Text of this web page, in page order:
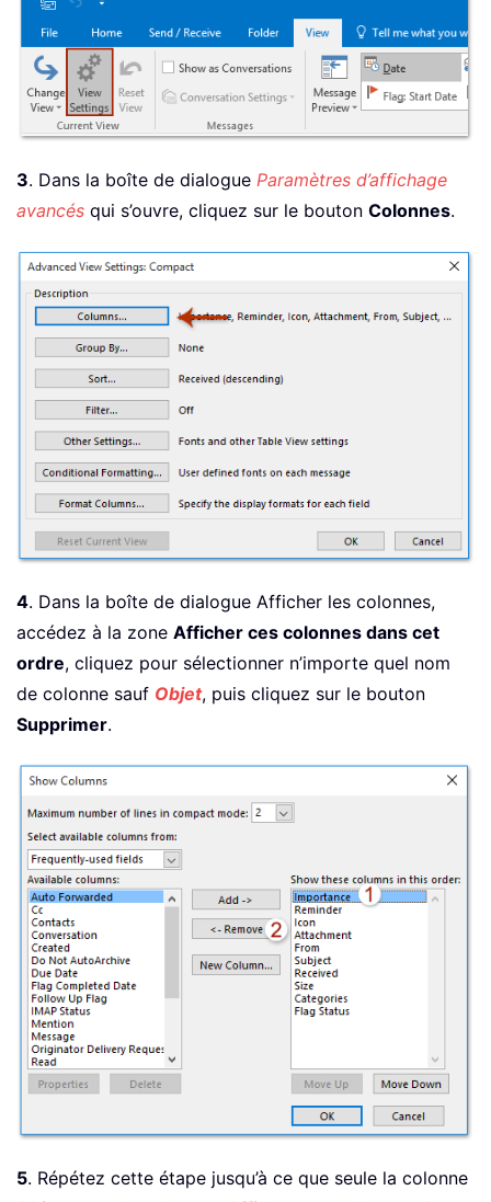
3. Dans la boîte de dialogue Paramètres d’affichage
avancés qui s’ouvre, cliquez sur le bouton Colonnes.
4. Dans la boîte de dialogue Afficher les colonnes,
accédez à la zone Afficher ces colonnes dans cet
ordre, cliquez pour sélectionner n’importe quel nom
de colonne sauf Objet, puis cliquez sur le bouton
Supprimer.
5. Répétez cette étape jusqu’à ce que seule la colonne